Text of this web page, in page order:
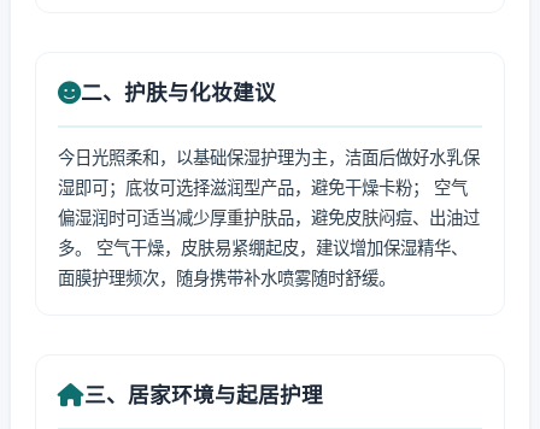
二、护肤与化妆建议
今日光照柔和，以基础保湿护理为主，洁面后做好水乳保
湿即可；底妆可选择滋润型产品，避免干燥卡粉； 空气
偏湿润时可适当减少厚重护肤品，避免皮肤闷痘、出油过
多。 空气干燥，皮肤易紧绷起皮，建议增加保湿精华、
面膜护理频次，随身携带补水喷雾随时舒缓。
三、居家环境与起居护理